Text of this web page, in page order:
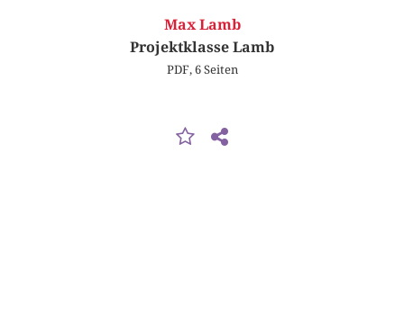
Max Lamb
Projektklasse Lamb
PDF, 6 Seiten